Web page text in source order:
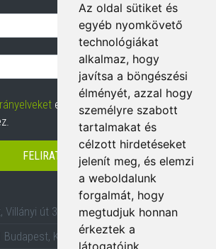
Az oldal sütiket és
egyéb nyomkövető
technológiákat
alkalmaz, hogy
javítsa a böngészési
élményét, azzal hogy
személyre szabott
tartalmakat és
célzott hirdetéseket
jelenít meg, és elemzi
a weboldalunk
forgalmát, hogy
megtudjuk honnan
érkeztek a
látogatóink.
elolvastam és hozzájárulok
FELIRATKOZÁS
Villányi út 35-43.
Karinthy Frigyes út 24.